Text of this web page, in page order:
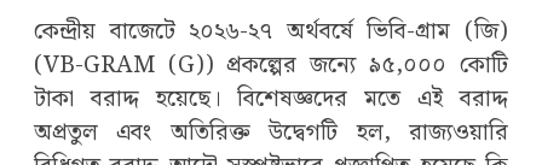
কেন্দ্রীয় বাজেটে ২০২৬-২৭ অর্থবর্ষে ভিবি-গ্রাম (জি)
(VB-GRAM (G)) প্রকল্পের জন্যে ৯৫,০০০ কোটি
টাকা বরাদ্দ হয়েছে। বিশেষজ্ঞদের মতে এই বরাদ্দ
অপ্রতুল এবং অতিরিক্ত উদ্বেগটি হল, রাজ্যওয়ারি